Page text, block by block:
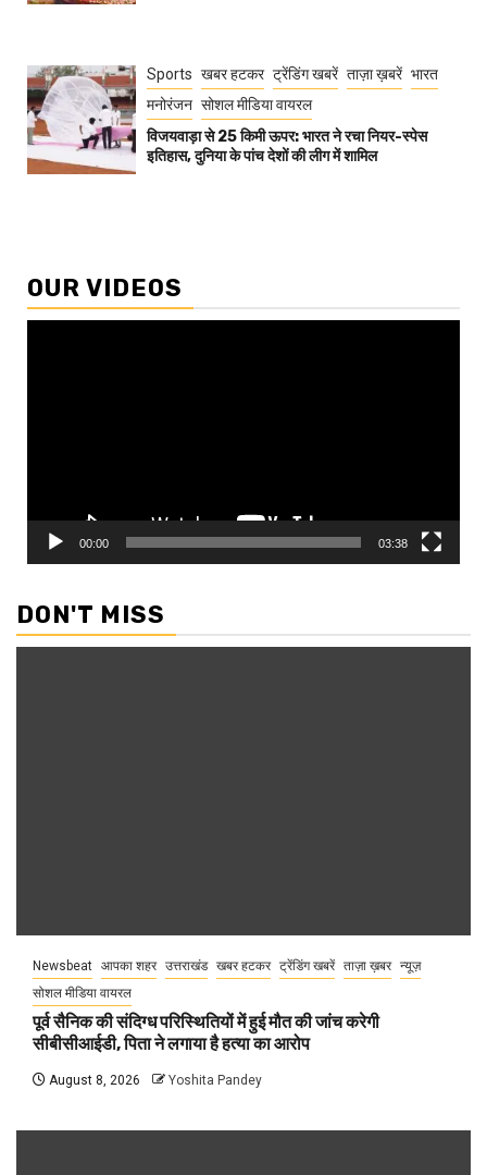
Sports खबर हटकर ट्रेंडिंग खबरें ताज़ा ख़बरें भारत
मनोरंजन सोशल मीडिया वायरल
विजयवाड़ा से 25 किमी ऊपर: भारत ने रचा नियर-स्पेस
इतिहास, दुनिया के पांच देशों की लीग में शामिल
OUR VIDEOS
00:00 03:38
DON'T MISS
Newsbeat आपका शहर उत्तराखंड खबर हटकर ट्रेंडिंग खबरें ताज़ा ख़बर न्यूज़
सोशल मीडिया वायरल
पूर्व सैनिक की संदिग्ध परिस्थितियों में हुई मौत की जांच करेगी
सीबीसीआईडी, पिता ने लगाया है हत्या का आरोप
August 8, 2026 Yoshita Pandey